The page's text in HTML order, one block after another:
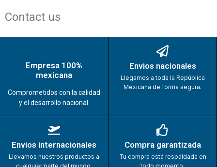
Contact us
Empresa 100%
mexicana
Comprometidos con la calidad
y el desarrollo nacional.
Envios nacionales
Llegamos a toda la República
Mexicana de forma segura.
Envios internacionales
Llevamos nuestros productos a
Compra garantizada
Tu compra está respaldada en